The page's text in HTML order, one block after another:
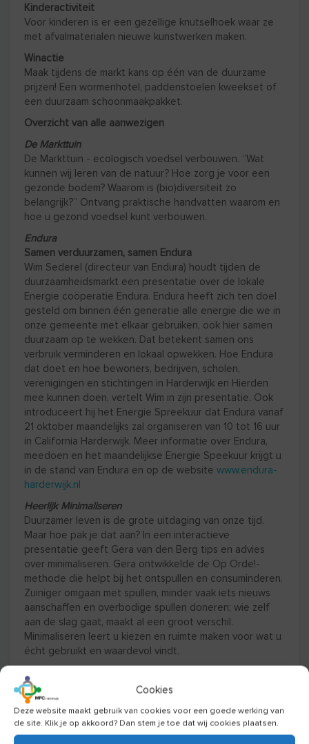
Cookies
Deze website maakt gebruik van cookies voor een goede werking van
de site. Klik je op akkoord? Dan stem je toe dat wij cookies plaatsen.
Kinderactiviteit
Voor kinderen is er een gezellige knutselhoek waar ze
met afvalmaterialen nieuwe kunstwerken maken.
Winactie
Maak tijdens de markt kans op één van de duurzame
prijzen! Een wormenhotel, paddenstoelen kweekset of
een duurzaam schoonmaakpakket.
Overzicht van alle aanwezigen
De Markttuin
De Markttuin - ecologisch voedsel verbouwen. “Wat
kunnen wij leren van de natuur? Hoe zorg je voor een
gezonde bodem? Waarom is (bio)diversiteit zo
belangrijk?” Ontvang praktische handvatten waarom en
hoe u gezond voedsel kunt verbouwen.
Endura
Samen verduurzamen, samen Endura
Wim Sederel (directeur van Endura) houdt tijden de
duurzaamheidsmarkt een presentatie over de lokale
Energie coöperatie Endura. Endura heeft zich ten doel
gesteld om binnen één generatie alle energie die we in
onze gemeente met elkaar gebruiken, ook hier samen
duurzaam op te wekken. Dat betekent samen ons
verbruik verminderen en lokaal opwekken. Hoe Endura
dat doet en hoe bewoners, bedrijven, scholen,
verenigingen en stichtingen in Harderwijk en Hierden
mee kunnen doen, vertelt Wim in zijn presentatie. Ook
introduceert hij het Energie Spreekuur dat Endura vanaf
21 oktober maandelijks zal organiseren van 10 tot 16 uur
in California Harderwijk. Meer informatie over Endura,
meedoen en het maandelijkse Energie Speekuur krijgt u
in de stand van Endura en op de website www.endura-
harderwijk.nl
Heerlijk Minimaliseren
Duurzamer leven is de grote uitdaging van onze tijd.
Maar hoe pak je dat aan? In een interactieve
presentatie geeft Gera van den Berg tips en advies
over minimaliseren. Gera ontwikkelde de Op Orde!-
methode die helpt bij het ontspullen en consuminderen.
Zuiniger omgaan met spullen, minder vaak iets nieuws
aanschaffen en overbodige spullen doneren; wie zelf
aan de slag gaat, maakt al een groot verschil.
Minimaliseren leert u kiezen en ruimte maken voor wat u
écht gebruikt en waardevol vindt.
Greendish verzorgt een kennis sessie en quiz over het
belang van duurzaam en gezond eten. Bijvoorbeeld: Wat
is duurzamer? Een tomaat uit Spanje uit de volle grond
of een tomaat uit Nederland uit de kas?